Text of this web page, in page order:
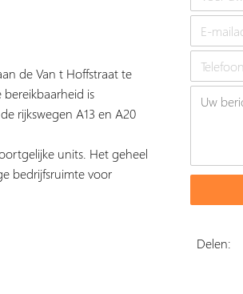
de Van t Hoffstraat te
bereikbaarheid is
rijkswegen A13 en A20
units. Het geheel
bedrijfsruimte voor
Delen: